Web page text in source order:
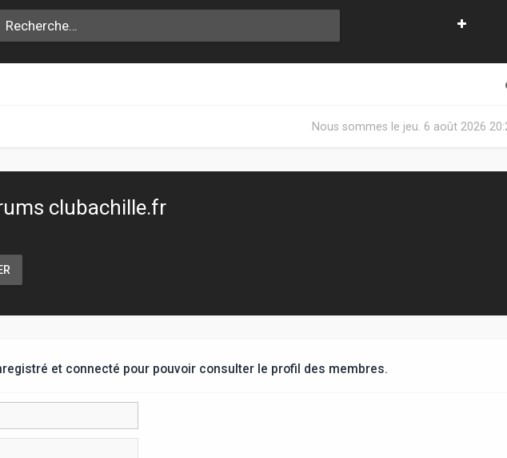
Nous sommes le jeu. 6 août 2026
clubachille.fr
et connecté pour pouvoir consulter le profil des membres.